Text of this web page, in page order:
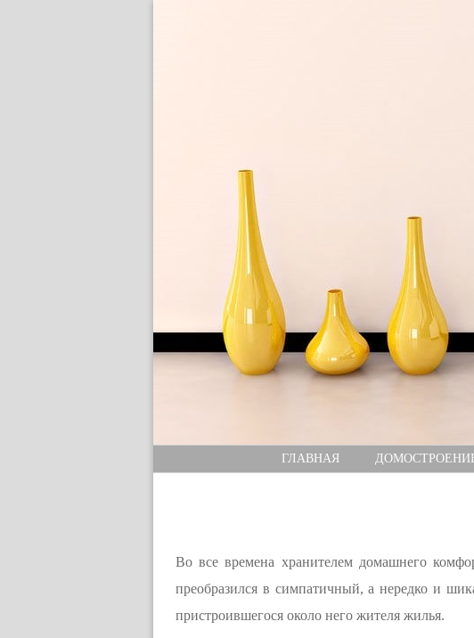
ГЛАВНАЯ
Во все времена хранителем домашнего
преобразился в симпатичный, а нередко и
пристроившегося около него жителя жилья.